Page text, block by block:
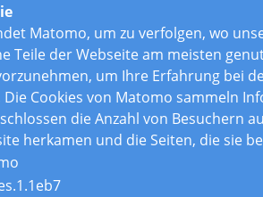
Matomo, um zu verfolgen, wo
Teile der Webseite am meisten
um Ihre Erfahrung bei
Cookies von Matomo sammeln
die Anzahl von Besuchern
herkamen und die Seiten, die sie